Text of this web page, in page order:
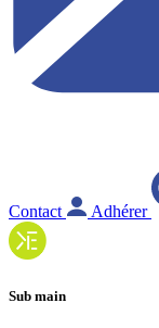
Contact Adhérer
Sub main